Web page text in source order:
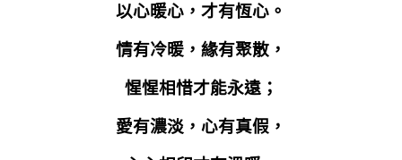
以心暖心，才有恆心。
情有冷暖，緣有聚散，
惺惺相惜才能永遠；
愛有濃淡，心有真假，